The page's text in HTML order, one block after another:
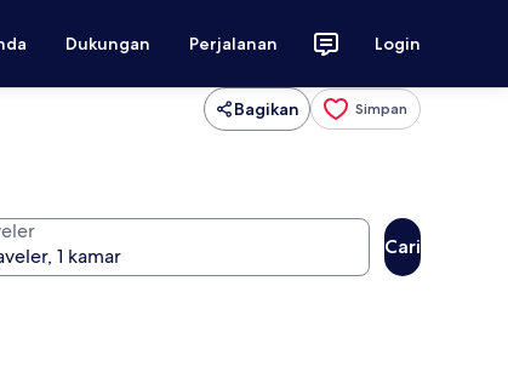
Dukungan Perjalanan Login
Bagikan Simpan
Cari